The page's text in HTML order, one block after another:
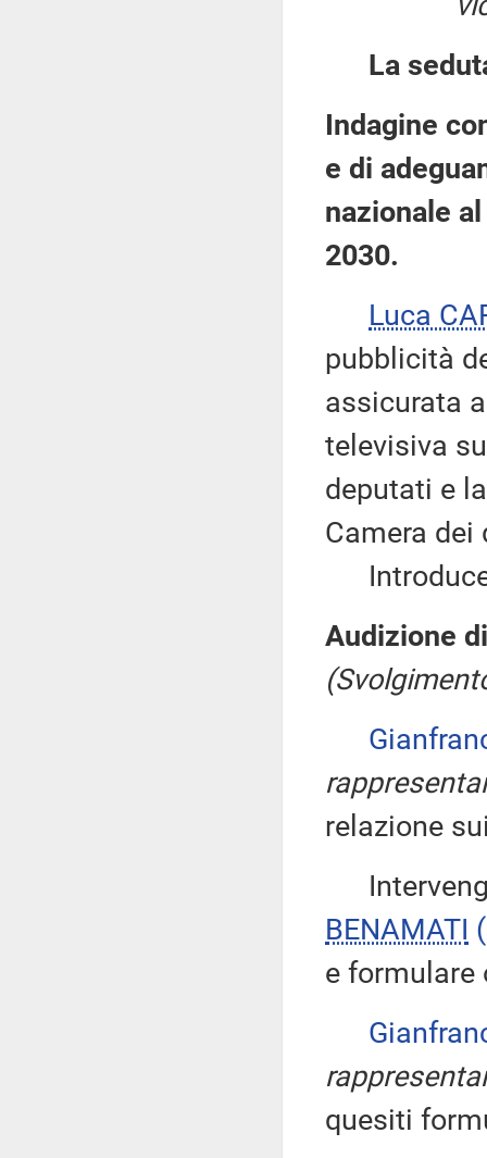
La
Indagine
e di
nazionale
2030.
Luca
pubblicità
assicurata
televisiva
deputati e
Camera dei
Audizione
relazione
BENAMATI
e formulare
quesiti